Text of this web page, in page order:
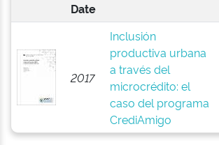
Date
2017
Inclusión
productiva urbana
a través del
microcrédito: el
caso del programa
CrediAmigo